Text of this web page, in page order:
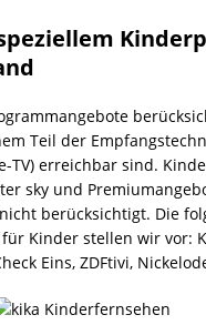
Teil der
TV) erreichbar sind.
sky und
berücksichtigt. Die
Kinder stellen wir vor:
Eins, ZDFtivi,